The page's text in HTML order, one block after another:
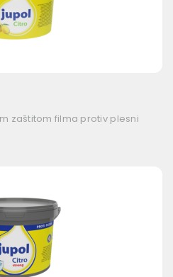
zaštitom filma protiv plesni